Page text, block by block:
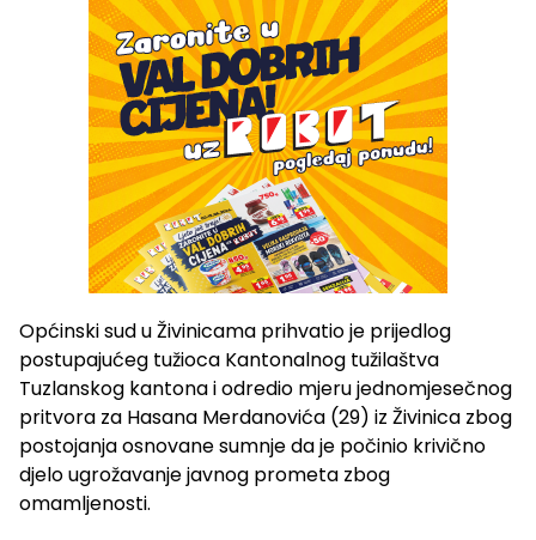
Općinski sud u Živinicama prihvatio je prijedlog
postupajućeg tužioca Kantonalnog tužilaštva
Tuzlanskog kantona i odredio mjeru jednomjesečnog
pritvora za Hasana Merdanovića (29) iz Živinica zbog
postojanja osnovane sumnje da je počinio krivično
djelo ugrožavanje javnog prometa zbog
omamljenosti.